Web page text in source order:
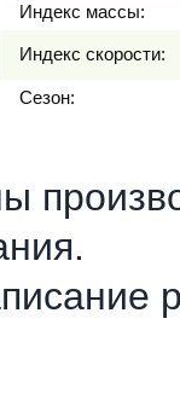
Индекс массы:
Индекс скорости:
Сезон: